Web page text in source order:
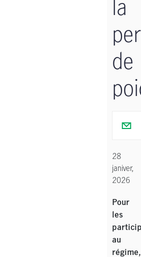
la
de
28
janiver,
2026
Pour
les
au
régime,